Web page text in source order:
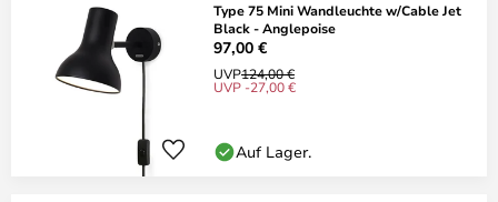
Type 75 Mini Wandleuchte w/Cable Jet
Black - Anglepoise
97,00 €
UVP124,00 €
UVP -27,00 €
Auf Lager.